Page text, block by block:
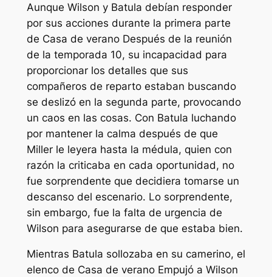
Aunque Wilson y Batula debían responder
por sus acciones durante la primera parte
de Casa de verano Después de la reunión
de la temporada 10, su incapacidad para
proporcionar los detalles que sus
compañeros de reparto estaban buscando
se deslizó en la segunda parte, provocando
un caos en las cosas. Con Batula luchando
por mantener la calma después de que
Miller le leyera hasta la médula, quien con
razón la criticaba en cada oportunidad, no
fue sorprendente que decidiera tomarse un
descanso del escenario. Lo sorprendente,
sin embargo, fue la falta de urgencia de
Wilson para asegurarse de que estaba bien.
Mientras Batula sollozaba en su camerino, el
elenco de Casa de verano Empujó a Wilson